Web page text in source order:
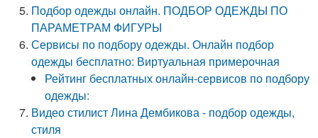
Подбор одежды онлайн. ПОДБОР ОДЕЖДЫ ПО
ПАРАМЕТРАМ ФИГУРЫ
Сервисы по подбору одежды. Онлайн подбор
одежды бесплатно: Виртуальная примерочная
Рейтинг бесплатных онлайн-сервисов по подбору
одежды:
Видео стилист Лина Дембикова - подбор одежды,
стиля